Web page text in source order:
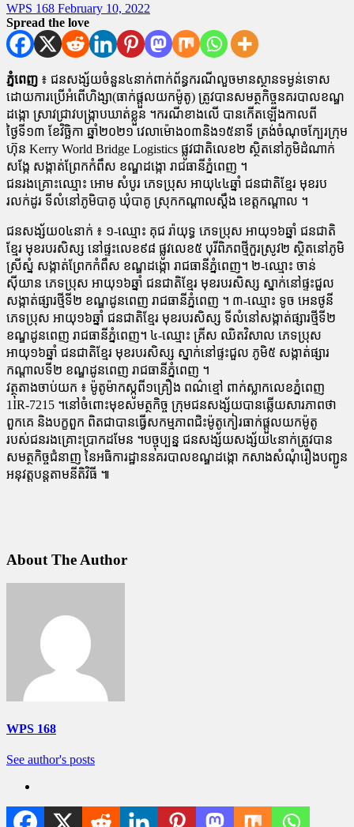
WPS 168 February 10, 2022
Spread the love
ភ្នំពេញ ៖ ជនសង្ស័យចំនួន៤នាក់ពាក់ព័ន្ធករណីលួចមានស្ថានទម្ងន់ទោស
ដោយការប្រើអំពើហិង្សា(ធាក់ផ្តួលយកម៉ូតូ) ត្រូវបានសមត្ថកិច្ចនគរបាលខណ្ឌ
ដង្កោ ស្រាវជ្រាវបង្ក្រាបឃាត់ខ្លួន ។ករណីខាងលើ បានកើតឡើងកាលពី
ថ្ងៃទី១៣ ខែវិច្ឆិកា ឆ្នាំ២០២១ វេលាម៉ោង០៣និង១៥នាទី ត្រង់ចំណុចក្បែរក្រុម
ហ៊ុន Kerry World Bridge Logistics ផ្លូវជាតិលេខ២ ស្ថិតនៅភូមិដំណាក់
សង្កែ សង្កាត់ព្រែកកំពឹស ខណ្ឌដង្កោ រាជធានីភ្នំពេញ ។
ជនរងគ្រោះឈ្មោះ អោម សំបូរ ភេទប្រុស អាយុ៤៤ឆ្នាំ ជនជាតិខ្មែរ មុខរប
រលក់ដូរ ទីលំនៅភូមិបាគូ ឃុំបាគូ ស្រុកកណ្តាលស្តឹង ខេត្តកណ្តាល ។
ជនសង្ស័យ០៤នាក់ ៖ ១-ឈ្មោះ គុជ រ៉ាយុទ្ធ ភេទប្រុស អាយុ១៦ឆ្នាំ ជនជាតិ
ខ្មែរ មុខរបរសិស្ស នៅផ្ទះលេខ៩៨ ផ្លូវលេខ៥ បុរីពិភពថ្មីកួរស្រូវ២ ស្ថិតនៅភូមិ
ស្រីស្នំ សង្កាត់ព្រែកកំពឹស ខណ្ឌដង្កោ រាជធានីភ្នំពេញ។ ២-ឈ្មោះ ចាន់
ស៊ីយាន ភេទប្រុស អាយុ១៦ឆ្នាំ ជនជាតិខ្មែរ មុខរបរសិស្ស ស្នាក់នៅផ្ទះជួល
សង្កាត់ផ្សារថ្មីទី២ ខណ្ឌដូនពេញ រាជធានីភ្នំពេញ ។ ៣-ឈ្មោះ ទូច អេនថូនី
ភេទប្រុស អាយុ១៦ឆ្នាំ ជនជាតិខ្មែរ មុខរបរសិស្ស ទីលំនៅសង្កាត់ផ្សារថ្មីទី២
ខណ្ឌដូនពេញ រាជធានីភ្នំពេញ។ ៤-ឈ្មោះ គ្រីស ឈិតវិសាល ភេទប្រុស
អាយុ១៦ឆ្នាំ ជនជាតិខ្មែរ មុខរបរសិស្ស ស្នាក់នៅផ្ទះជួល ភូមិ៥ សង្កាត់ផ្សារ
កណ្តាលទី២ ខណ្ឌដូនពេញ រាជធានីភ្នំពេញ ។
វត្ថុតាងចាប់យក ៖ ម៉ូតូម៉ាកស្កូពី១គ្រឿង ពណ៌ខ្មៅ ពាក់ស្លាកលេខភ្នំពេញ
1IR-7215 ។នៅចំពោះមុខសមត្ថកិច្ច ក្រុមជនសង្ស័យបានឆ្លើយសារភាពថា
ពួកគេ និងបក្ខពួក ពិតជាបានធ្វើសកម្មភាពជិះម៉ូតូកៀរធាក់ផ្តួលយកម៉ូតូ
របស់ជនរងគ្រោះប្រាកដមែន ។បច្ចុប្បន្ន ជនសង្ស័យសង្ស័យ៤នាក់ត្រូវបាន
សមត្ថកិច្ចជំនាញ នៃអធិការដ្ឋាននគរបាលខណ្ឌដង្កោ កសាងសំណុំរឿងបញ្ជូន
អនុវត្តបន្តតាមនីតិវិធី ៕
About The Author
WPS 168
See author's posts